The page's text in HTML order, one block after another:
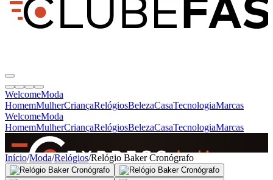
WelcomeModa
HomemMulherCriançaRelógiosBelezaCasaTecnologiaMarcas
WelcomeModa
HomemMulherCriançaRelógiosBelezaCasaTecnologiaMarcas
SINCE 2005
Início/Moda/Relógios/Relógio Baker Cronógrafo